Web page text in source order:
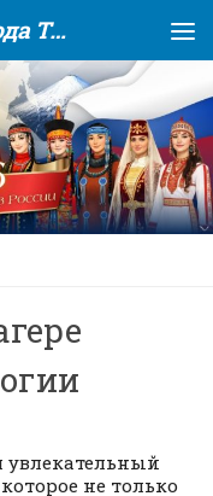
МБОУ ОШ «Горизонт» города Тюмени
увлекательный
не только